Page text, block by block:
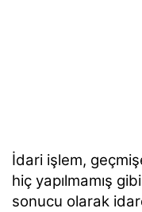
İdari işlem,
hiç yapılmamış
sonucu olarak